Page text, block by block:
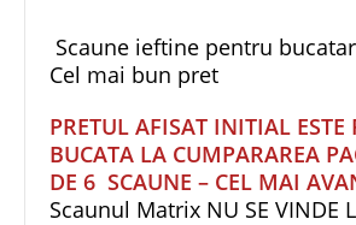
Scaune ieftine pentru
Cel mai bun pret
PRETUL AFISAT INITIAL ESTE
BUCATA LA CUMPARAREA
DE 6 SCAUNE – CEL MAI
Scaunul Matrix NU SE VINDE